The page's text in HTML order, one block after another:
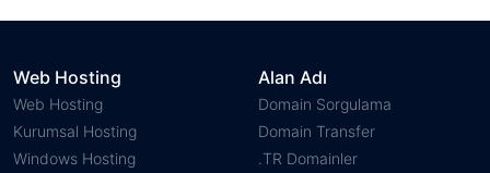
Web Hosting
Web Hosting
Kurumsal Hosting
Windows Hosting
Alan Adı
Domain Sorgulama
Domain Transfer
.TR Domainler